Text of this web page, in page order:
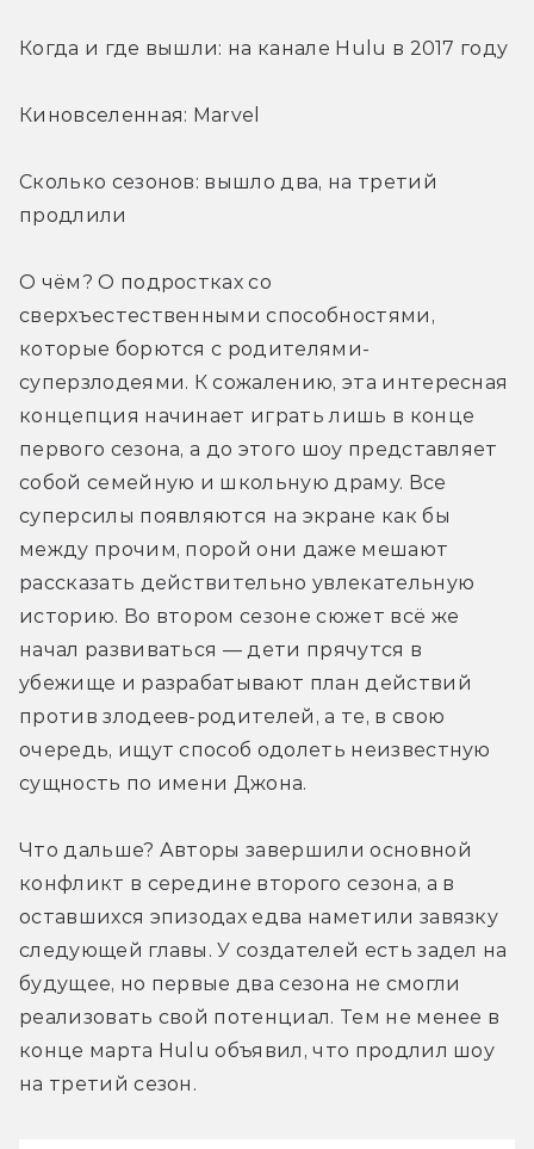
Когда и где вышли: на канале Hulu в 2017 году
Киновселенная: Marvel
Сколько сезонов: вышло два, на третий
продлили
О чём? О подростках со
сверхъестественными способностями,
которые борются с родителями-
суперзлодеями. К сожалению, эта интересная
концепция начинает играть лишь в конце
первого сезона, а до этого шоу представляет
собой семейную и школьную драму. Все
суперсилы появляются на экране как бы
между прочим, порой они даже мешают
рассказать действительно увлекательную
историю. Во втором сезоне сюжет всё же
начал развиваться — дети прячутся в
убежище и разрабатывают план действий
против злодеев-родителей, а те, в свою
очередь, ищут способ одолеть неизвестную
сущность по имени Джона.
Что дальше? Авторы завершили основной
конфликт в середине второго сезона, а в
оставшихся эпизодах едва наметили завязку
следующей главы. У создателей есть задел на
будущее, но первые два сезона не смогли
реализовать свой потенциал. Тем не менее в
конце марта Hulu объявил, что продлил шоу
на третий сезон.